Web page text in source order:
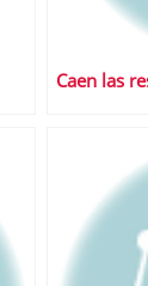
Caen las